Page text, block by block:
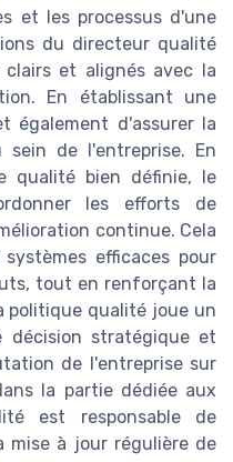
et les processus d'une
du directeur qualité
et alignés avec la
En établissant une
également d'assurer la
sein de l'entreprise. En
qualité bien définie, le
les efforts de
continue. Cela
efficaces pour
tout en renforçant la
politique qualité joue un
décision stratégique et
de l'entreprise sur
la partie dédiée aux
est responsable de
mise à jour régulière de